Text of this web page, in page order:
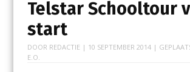
Telstar Schooltour
start
DOOR REDACTIE | 10 SEPTEMBER 2014|
E.O.